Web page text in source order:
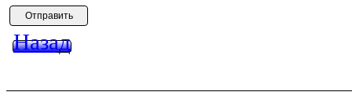
Назад